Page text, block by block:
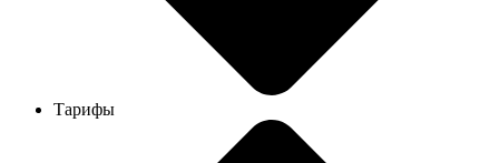
Тарифы